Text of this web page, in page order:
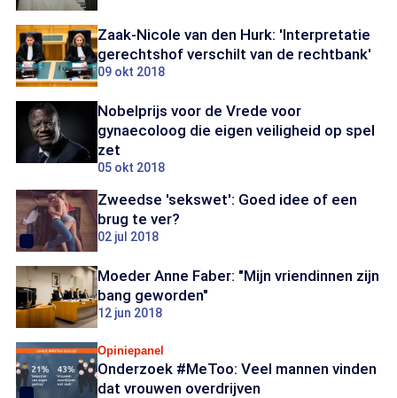
Zaak-Nicole van den Hurk: 'Interpretatie
gerechtshof verschilt van de rechtbank'
09 okt 2018
Nobelprijs voor de Vrede voor
gynaecoloog die eigen veiligheid op spel
zet
05 okt 2018
Zweedse 'sekswet': Goed idee of een
brug te ver?
02 jul 2018
Moeder Anne Faber: "Mijn vriendinnen zijn
bang geworden"
12 jun 2018
Opiniepanel
Onderzoek #MeToo: Veel mannen vinden
dat vrouwen overdrijven